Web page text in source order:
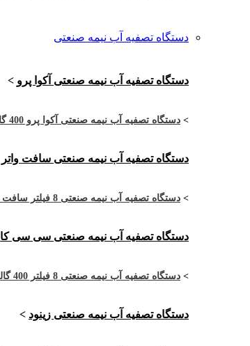
دستگاه تصفیه آب نیمه صنعتی
دستگاه تصفیه آب نیمه صنعتی آکوا پرو >
> دستگاه تصفیه آب نیمه صنعتی آکوا پرو 400 گالن مدل APRO-4RO8-400G
دستگاه تصفیه آب نیمه صنعتی سافت واتر
> دستگاه تصفیه آب نیمه صنعتی 8 فیلتر سافت واتر 400 گالن مدل SW-4RO8-400G
دستگاه تصفیه آب نیمه صنعتی سی سی کا
> دستگاه تصفیه آب نیمه صنعتی 8 فیلتر 400 گالن CCK مدل CCK-4RO8-400G
دستگاه تصفیه آب نیمه صنعتی زینود >